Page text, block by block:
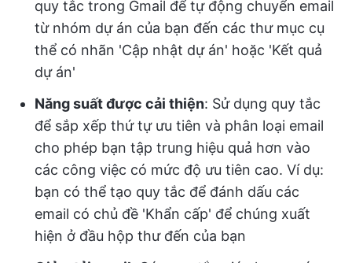
quy tắc trong Gmail để tự động chuyển email
từ nhóm dự án của bạn đến các thư mục cụ
thể có nhãn 'Cập nhật dự án' hoặc 'Kết quả
dự án'
Năng suất được cải thiện: Sử dụng quy tắc
để sắp xếp thứ tự ưu tiên và phân loại email
cho phép bạn tập trung hiệu quả hơn vào
các công việc có mức độ ưu tiên cao. Ví dụ:
bạn có thể tạo quy tắc để đánh dấu các
email có chủ đề 'Khẩn cấp' để chúng xuất
hiện ở đầu hộp thư đến của bạn